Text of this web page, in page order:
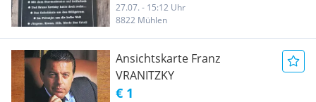
27.07. - 15:12 Uhr
8822 Mühlen
Ansichtskarte Franz
VRANITZKY
€ 1